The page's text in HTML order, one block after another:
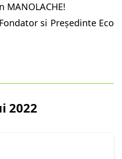
MANOLACHE!
si Președinte Eco
2022